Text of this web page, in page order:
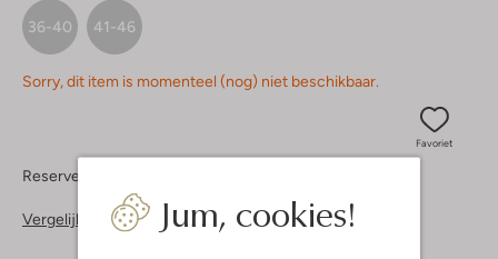
Jum, cookies!
36-40 41-46
Sorry, dit item is momenteel (nog) niet beschikbaar.
Favoriet
Reserveer direct in een van onze 37 boutiques
Vergelijkbare items